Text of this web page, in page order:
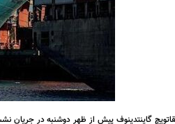
گاینتدینوف پیش از ظهر دوشنبه در